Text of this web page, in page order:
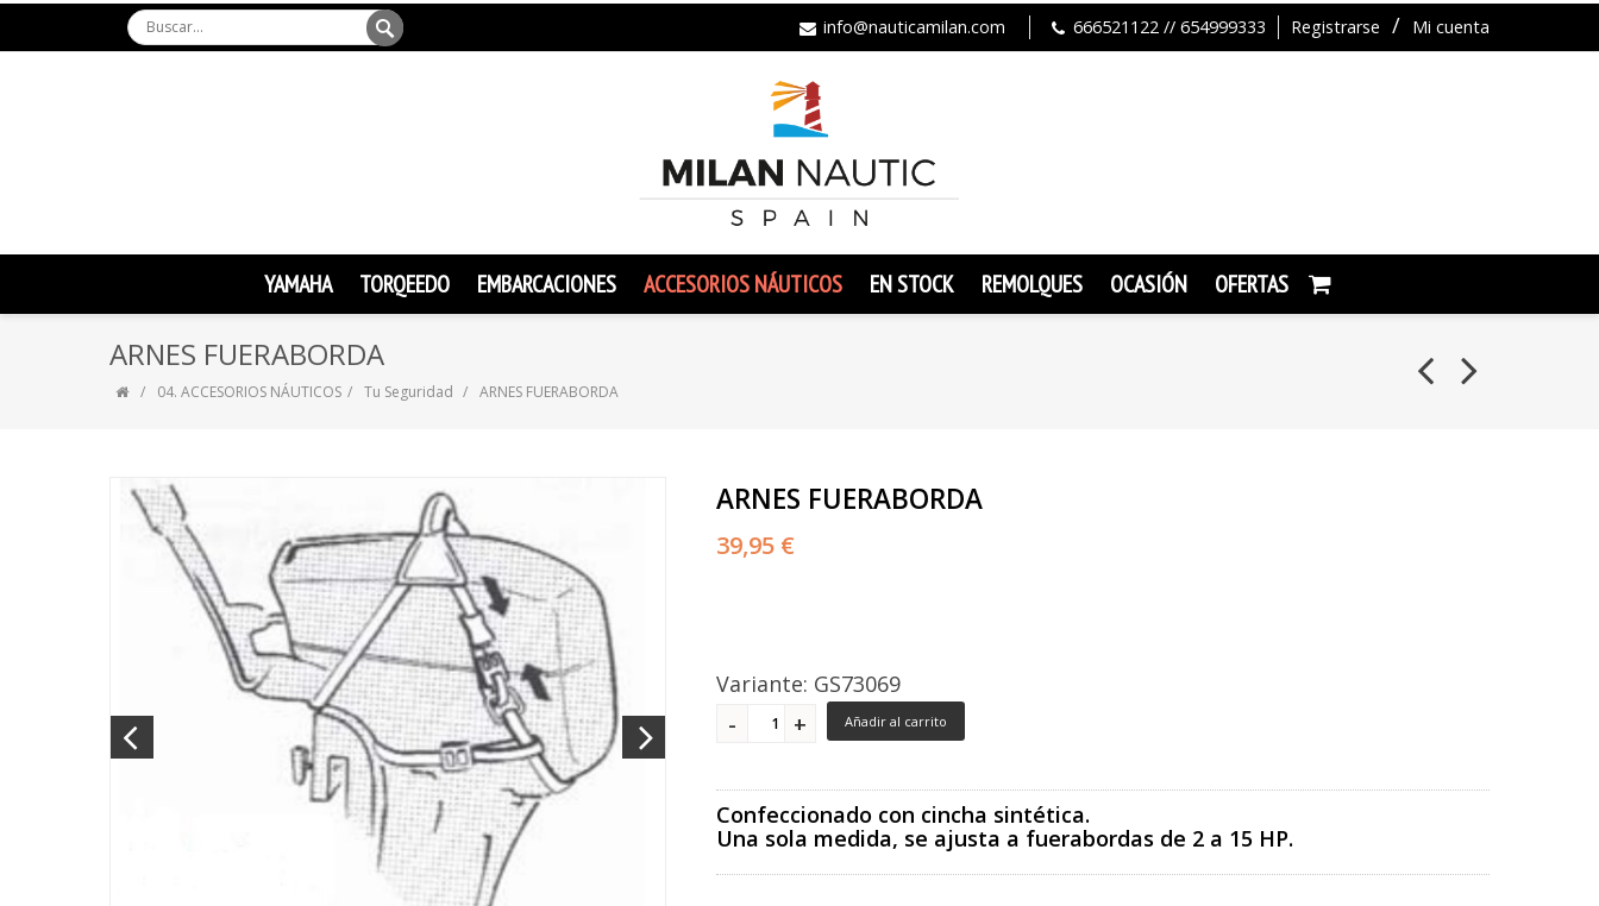
Registrarse Mi cuenta
info@nauticamilan.com 666521122 // 654999333
YAMAHA TORQEEDO EMBARCACIONES ACCESORIOS NÁUTICOS EN STOCK REMOLQUES OCASIÓN OFERTAS
ARNES FUERABORDA
04. ACCESORIOS NÁUTICOS Tu Seguridad ARNES FUERABORDA
ARNES FUERABORDA
39,95 €
Variante: GS73069
Añadir al carrito
Confeccionado con cincha sintética.
Una sola medida, se ajusta a fuerabordas de 2 a 15 HP.